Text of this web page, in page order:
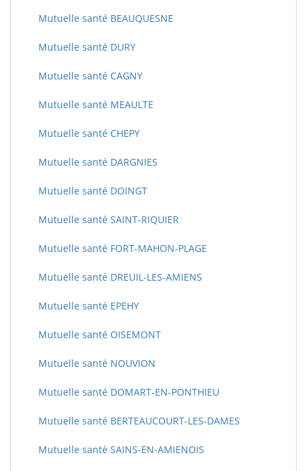
Mutuelle santé BEAUQUESNE
Mutuelle santé DURY
Mutuelle santé CAGNY
Mutuelle santé MEAULTE
Mutuelle santé CHEPY
Mutuelle santé DARGNIES
Mutuelle santé DOINGT
Mutuelle santé SAINT-RIQUIER
Mutuelle santé FORT-MAHON-PLAGE
Mutuelle santé DREUIL-LES-AMIENS
Mutuelle santé EPEHY
Mutuelle santé OISEMONT
Mutuelle santé NOUVION
Mutuelle santé DOMART-EN-PONTHIEU
Mutuelle santé BERTEAUCOURT-LES-DAMES
Mutuelle santé SAINS-EN-AMIENOIS